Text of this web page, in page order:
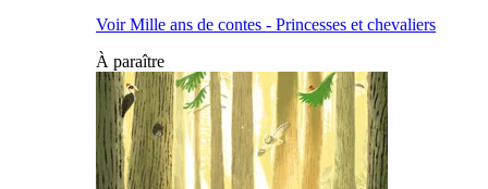
Voir Mille ans de contes - Princesses et chevaliers
À paraître